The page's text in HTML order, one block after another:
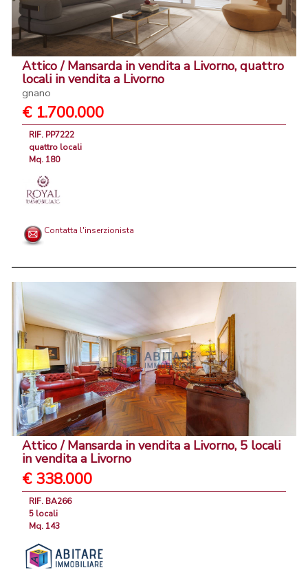
Attico / Mansarda in vendita a Livorno, quattro
locali in vendita a Livorno
gnano
€ 1.700.000
RIF. PP7222
quattro locali
Mq. 180
Contatta l'inserzionista
Attico / Mansarda in vendita a Livorno, 5 locali
in vendita a Livorno
€ 338.000
RIF. BA266
5 locali
Mq. 143